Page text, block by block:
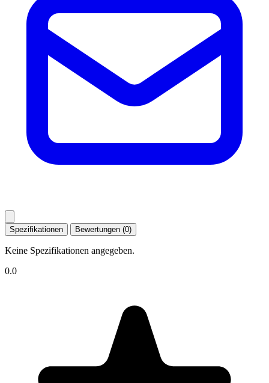
Spezifikationen Bewertungen (0)
Keine Spezifikationen angegeben.
0.0